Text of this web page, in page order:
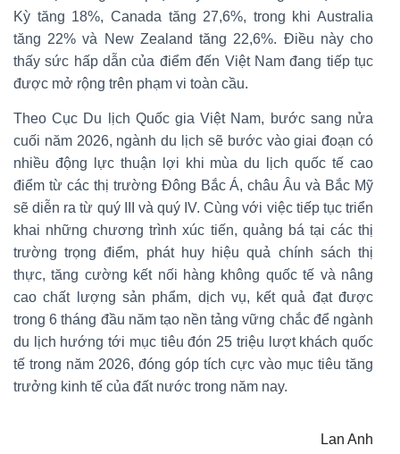
Kỳ tăng 18%, Canada tăng 27,6%, trong khi Australia
tăng 22% và New Zealand tăng 22,6%. Điều này cho
thấy sức hấp dẫn của điểm đến Việt Nam đang tiếp tục
được mở rộng trên phạm vi toàn cầu.
Theo Cục Du lịch Quốc gia Việt Nam, bước sang nửa
cuối năm 2026, ngành du lịch sẽ bước vào giai đoạn có
nhiều động lực thuận lợi khi mùa du lịch quốc tế cao
điểm từ các thị trường Đông Bắc Á, châu Âu và Bắc Mỹ
sẽ diễn ra từ quý III và quý IV. Cùng với việc tiếp tục triển
khai những chương trình xúc tiến, quảng bá tại các thị
trường trọng điểm, phát huy hiệu quả chính sách thị
thực, tăng cường kết nối hàng không quốc tế và nâng
cao chất lượng sản phẩm, dịch vụ, kết quả đạt được
trong 6 tháng đầu năm tạo nền tảng vững chắc để ngành
du lịch hướng tới mục tiêu đón 25 triệu lượt khách quốc
tế trong năm 2026, đóng góp tích cực vào mục tiêu tăng
trưởng kinh tế của đất nước trong năm nay.
Lan Anh